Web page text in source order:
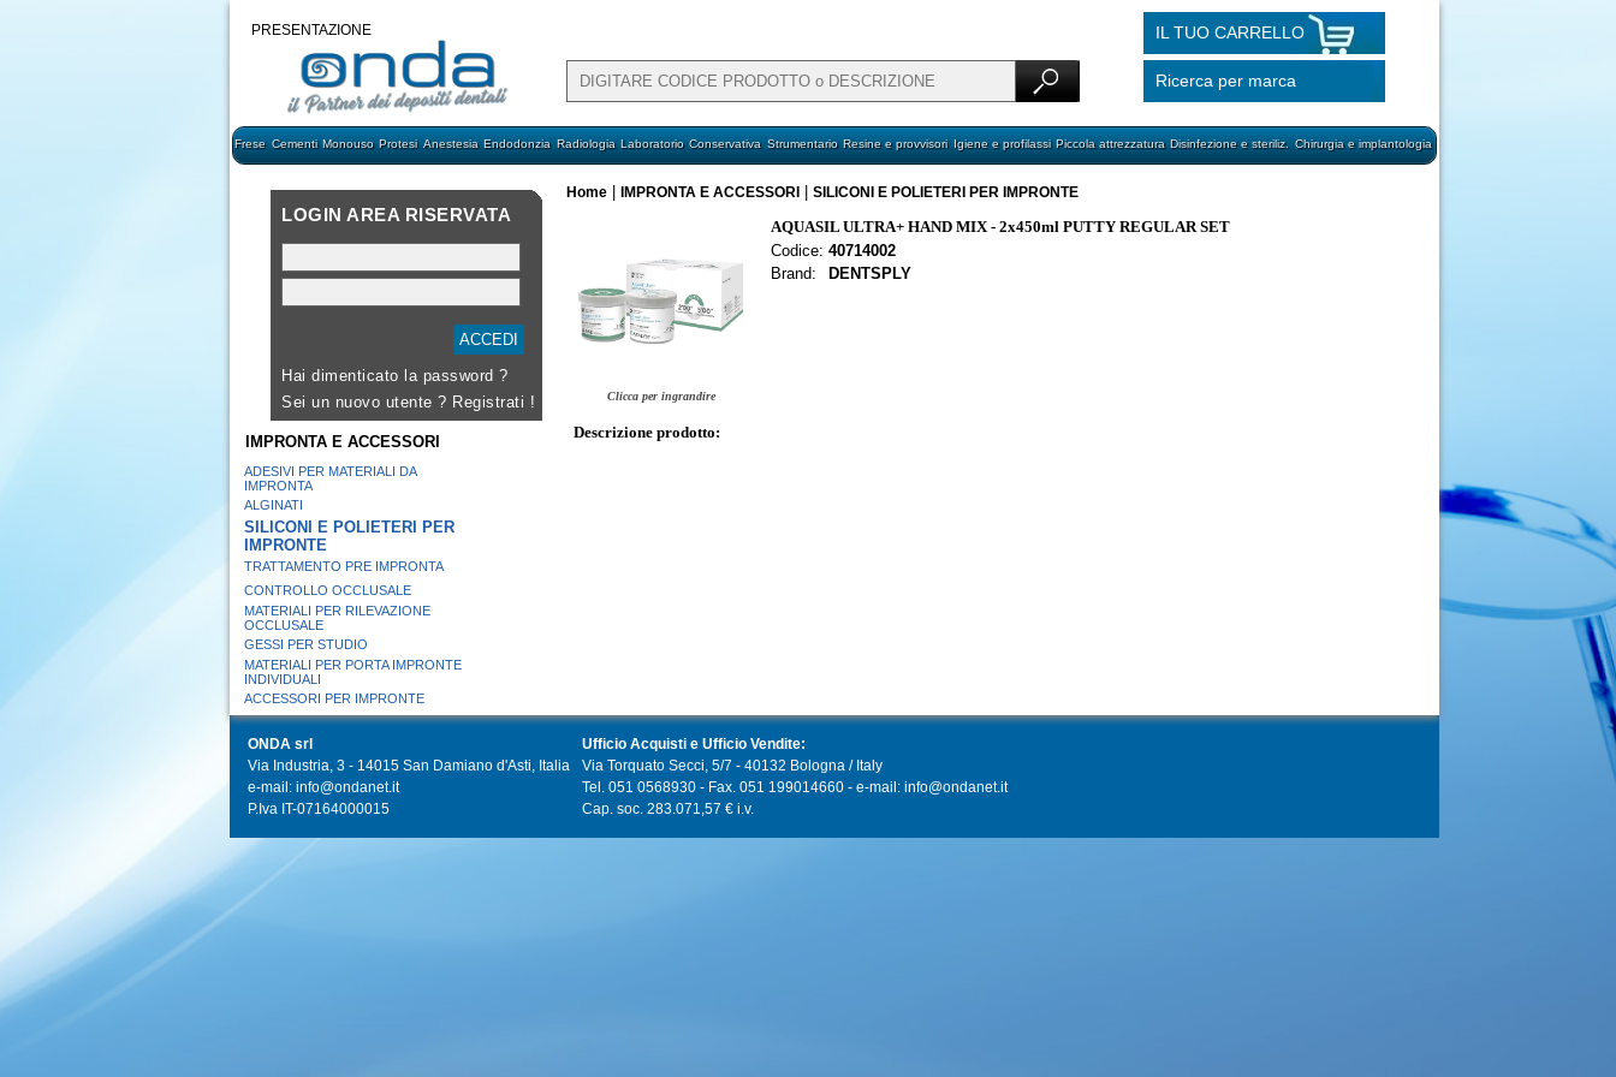
PRESENTAZIONE IL TUO CARRELLO
Ricerca per marca
Frese Cementi Monouso Protesi Anestesia Endodonzia Radiologia Laboratorio Conservativa Strumentario Resine e provvisori Igiene e profilassi Piccola attrezzatura Disinfezione e steriliz. Chirurgia e implantologia
LOGIN AREA RISERVATA
Hai dimenticato la password ?
Sei un nuovo utente ? Registrati !
IMPRONTA E ACCESSORI
ADESIVI PER MATERIALI DA
IMPRONTA
ALGINATI
SILICONI E POLIETERI PER
IMPRONTE
TRATTAMENTO PRE IMPRONTA
CONTROLLO OCCLUSALE
MATERIALI PER RILEVAZIONE
OCCLUSALE
GESSI PER STUDIO
MATERIALI PER PORTA IMPRONTE
INDIVIDUALI
ACCESSORI PER IMPRONTE
Home IMPRONTA E ACCESSORI SILICONI E POLIETERI PER IMPRONTE
Clicca per ingrandire
AQUASIL ULTRA+ HAND MIX - 2x450ml PUTTY REGULAR SET
Codice: 40714002
Brand:
DENTSPLY
Descrizione prodotto:
ONDA srl
Via Industria, 3 - 14015 San Damiano d'Asti, Italia
e-mail: info@ondanet.it
P.Iva IT-07164000015
Ufficio Acquisti e Ufficio Vendite:
Via Torquato Secci, 5/7 - 40132 Bologna / Italy
Tel. 051 0568930 - Fax. 051 199014660 - e-mail: info@ondanet.it
Cap. soc. 283.071,57 € i.v.